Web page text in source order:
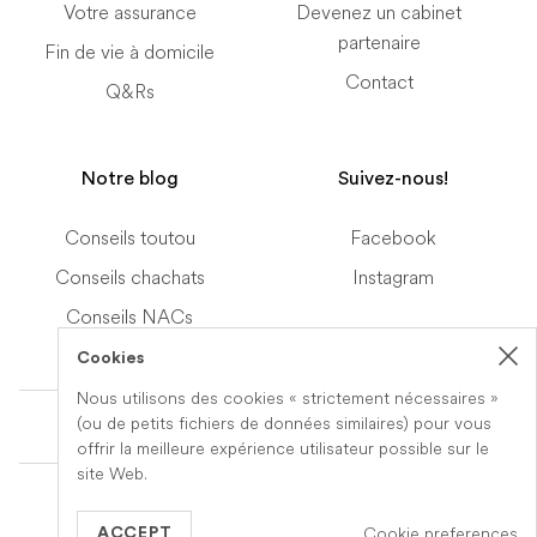
Cookies
Nous utilisons des cookies « strictement nécessaires »
(ou de petits fichiers de données similaires) pour vous
offrir la meilleure expérience utilisateur possible sur le
site Web.
ACCEPT
Votre assurance
Fin de vie à domicile
Q&Rs
Devenez un cabinet
partenaire
Contact
Notre blog
Conseils toutou
Conseils chachats
Conseils NACs
Suivez-nous!
Facebook
Instagram
Terms of Service